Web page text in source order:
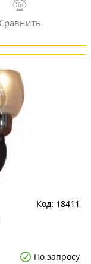
18411
По запросу